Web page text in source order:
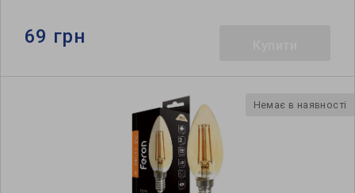
69 грн
Немає в наявності